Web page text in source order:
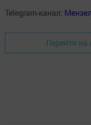
Telegram-канал:
Перейти на